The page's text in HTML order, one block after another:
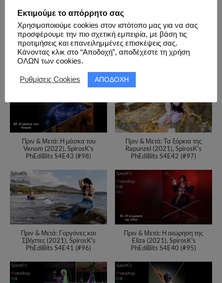
Πριν & Μετά: Η Μάγισσα και η
Κολοκύθα (2021), SpirosK's
PhEdiBits S4E45 (#100)
Πριν & Μετά: Η Sucrose και η
επιστήμη (2022), SpirosK's
Πριν & Μετά: Η μάσκα του
Venom (2022), SpirosK's
PhEdiBits S4E43 (#98)
Πριν & Μετά: Τα ξόρκια της
Rapunzel (2021), SpirosK's
PhEdiBits S4E42 (#97)
Πριν & Μετά: Γοργόνες και
Σβήστες (2021), SpirosK's
PhEdiBits S4E41 (#96)
Πριν & Μετά: Η αιώρηση της
Eliza (2021), SpirosK's
PhEdiBits S4E40 (#95)
Εκτιμούμε το απόρρητο σας
Χρησιμοποιούμε cookies στον ιστότοπο μας για να σας
προσφέρουμε την πιο σχετική εμπειρία, με βάση τις
προτιμήσεις και επανειλημμένες επισκέψεις σας.
Κάνοντας κλικ στο “Αποδοχή”, αποδέχεστε τη χρήση
ΟΛΩΝ των cookies.
Ρυθμίσεις Cookies ΑΠΟΔΟΧΗ